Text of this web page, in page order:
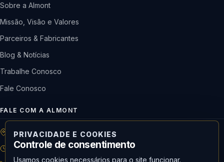
Sobre a Almont
Missão, Visão e Valores
Parceiros & Fabricantes
Blog & Notícias
Trabalhe Conosco
Fale Conosco
FALE COM A ALMONT
R: Horácio de Castilho, 284 Vila Maria | São Paulo-SP
08h às 18h | Seg. a Qui. | 08h às 17h | Sex.
PRIVACIDADE E COOKIES
Controle de consentimento
Usamos cookies necessários para o site funcionar.